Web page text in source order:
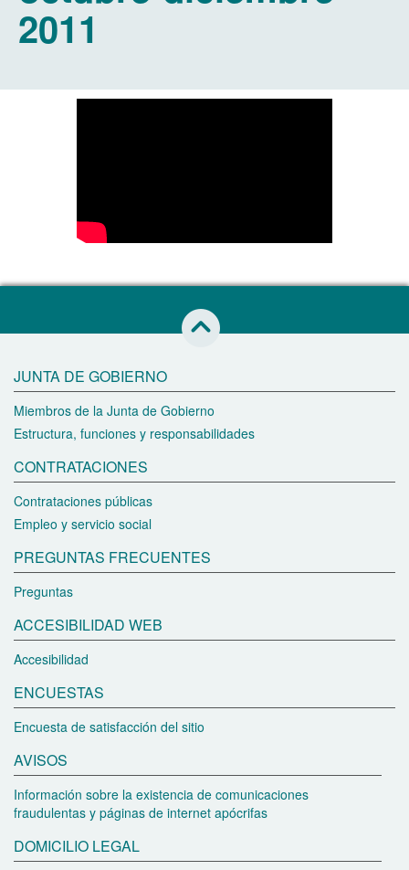
2011
JUNTA DE GOBIERNO
Miembros de la Junta de Gobierno
Estructura, funciones y responsabilidades
CONTRATACIONES
Contrataciones públicas
Empleo y servicio social
PREGUNTAS FRECUENTES
Preguntas
ACCESIBILIDAD WEB
Accesibilidad
ENCUESTAS
Encuesta de satisfacción del sitio
AVISOS
Información sobre la existencia de comunicaciones
fraudulentas y páginas de internet apócrifas
DOMICILIO LEGAL